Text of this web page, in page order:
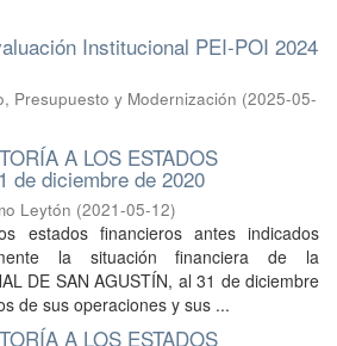
Institucional PEI-POI 2024
Presupuesto y Modernización (2025-05-
A LOS ESTADOS
de diciembre de 2020
Leytón (2021-05-12)
estados financieros antes indicados
la situación financiera de la
DE SAN AGUSTÍN, al 31 de diciembre
de sus operaciones y sus ...
A LOS ESTADOS